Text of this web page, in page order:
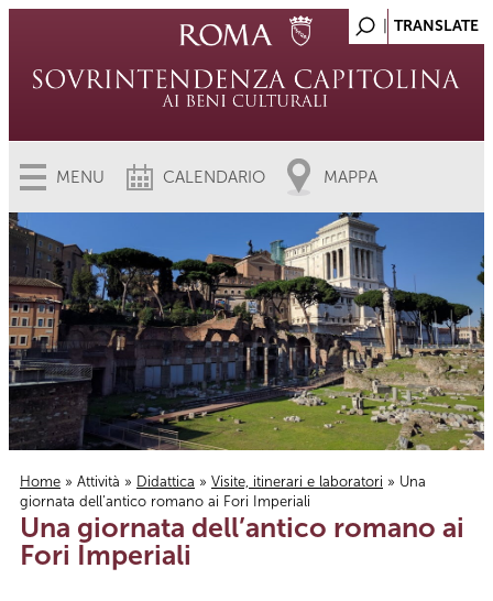
MENU CALENDARIO MAPPA
Tu sei qui
Home » Attività » Didattica » Visite, itinerari e laboratori » Una
giornata dell’antico romano ai Fori Imperiali
Una giornata dell’antico romano ai
Fori Imperiali